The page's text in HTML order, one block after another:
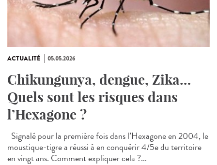
ACTUALITÉ 05.05.2026
Chikungunya, dengue, Zika…
Quels sont les risques dans
l’Hexagone ?
Signalé pour la première fois dans l’Hexagone en 2004, le
moustique-tigre a réussi à en conquérir 4/5e du territoire
en vingt ans. Comment expliquer cela ?...